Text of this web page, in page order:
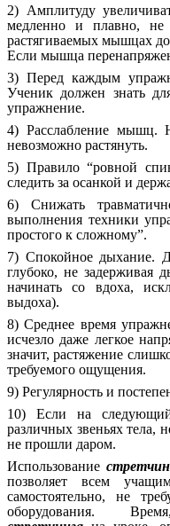
2) Амплитуду
медленно и плавно,
растягиваемых мышцах
Если мышца
3) Перед каждым
Ученик должен знать
упражнение.
4) Расслабление мышц.
невозможно растянуть.
5) Правило “ровной
следить за осанкой и
6) Снижать
выполнения техники
простого к сложному”.
7) Спокойное дыхание.
глубоко, не задерживая
начинать со вдоха,
выдоха).
8) Среднее время
исчезло даже легкое
значит, растяжение
требуемого ощущения.
9) Регулярность и
10) Если на
различных звеньях тела,
не прошли даром.
Использование
позволяет всем
самостоятельно, не
оборудования.